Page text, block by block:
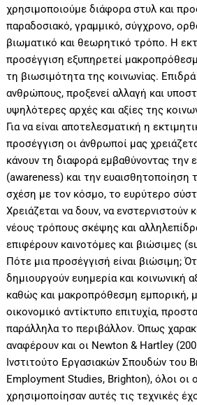
χρησιμοποιούμε διάφορα στυλ και
παραδοσιακό, γραμμικό, σύγχρονο,
βιωματικό και θεωρητικό τρόπο. H
προσέγγιση εξυπηρετεί
τη βιωσιμότητα της κοινωνίας.
ανθρώπους, προξενεί αλλαγή και
υψηλότερες αρχές και αξίες της
Για να είναι αποτελεσματική η
προσέγγιση οι άνθρωποί μας
κάνουν τη διαφορά εμβαθύνοντας την
(awareness) και την ευαισθητοποίηση
σχέση με τον κόσμο, το ευρύτερο
Χρειάζεται να δουν, να ενστερνιστούν
νέους τρόπους σκέψης και
επιφέρουν καινοτόμες και βιώσιμες
Πότε μια προσέγγισή είναι βιώσιμη;
δημιουργούν ευημερία και κοινωνική
καθώς και μακροπρόθεσμη εμπορική,
οικονομικό αντίκτυπο επιτυχία,
παράλληλα το περιβάλλον. Όπως
αναφέρουν και οι Newton & Hartley
Ινστιτούτο Εργασιακών Σπουδών του
Employment Studies, Brighton), όλοι οι
χρησιμοποίησαν αυτές τις τεχνικές